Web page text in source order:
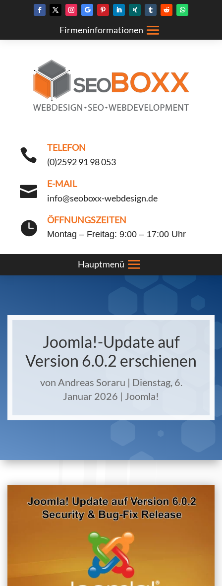

TELEFON
(0)2592 91 98 053

E-MAIL
info@seoboxx-webdesign.de
 ÖFFNUNGSZEITEN
Montag – Freitag: 9:00 – 17:00 Uhr
Joomla!-Update auf
Version 6.0.2 erschienen
von Andreas Soraru | Dienstag, 6.
Januar 2026 | Joomla!